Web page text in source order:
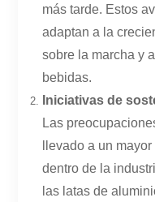
más tarde. Estos
adaptan a la
sobre la marcha y
bebidas.
Iniciativas de
Las
llevado a un
dentro de la
las latas de